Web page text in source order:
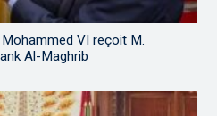
VI reçoit M.
Al-Maghrib